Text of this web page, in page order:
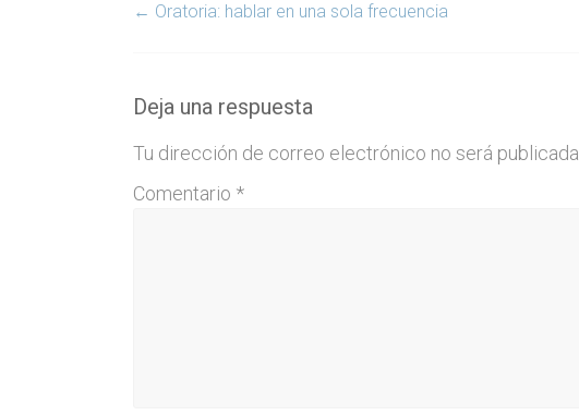
← Oratoria: hablar en una sola frecuencia
Deja una respuesta
Tu dirección de correo electrónico no será publicada.
Comentario *